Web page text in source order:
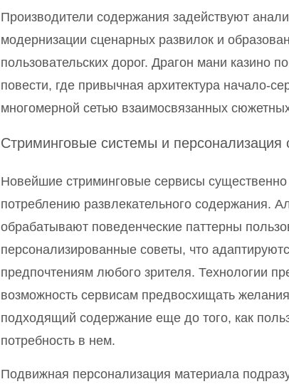
Производители содержания задействуют
модернизации сценарных развилок и
пользовательских дорог. Драгон мани казино
повести, где привычная архитектура начало-
многомерной сетью взаимосвязанных
Стриминговые системы и персонализация
Новейшие стриминговые сервисы
потреблению развлекательного содержания.
обрабатывают поведенческие паттерны
персонализированные советы, что
предпочтениям любого зрителя. Технологии
возможность сервисам предвосхищать
подходящий содержание еще до того, как
потребность в нем.
Подвижная персонализация материала